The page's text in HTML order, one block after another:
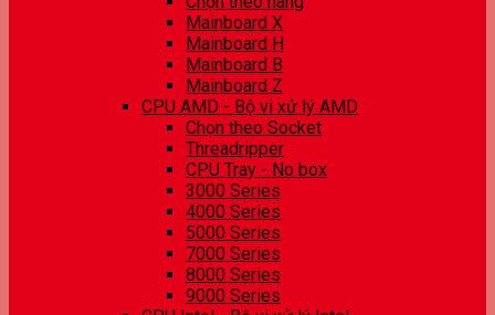
Mainboard X
Mainboard H
Mainboard B
Mainboard Z
CPU AMD - Bộ vi xử lý AMD
Chọn theo Socket
Threadripper
CPU Tray - No box
3000 Series
4000 Series
5000 Series
7000 Series
8000 Series
9000 Series